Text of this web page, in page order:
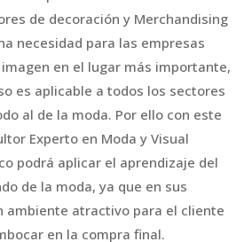
de decoración y Merchandising
necesidad para las empresas
en el lugar más importante,
es aplicable a todos los sectores
al de la moda. Por ello con este
Experto en Moda y Visual
podrá aplicar el aprendizaje del
de la moda, ya que en sus
ambiente atractivo para el cliente
en la compra final.